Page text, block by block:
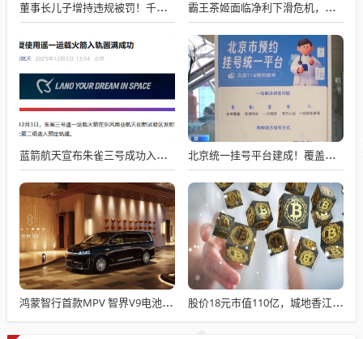
董事长儿子增持违规被罚！千红制药市值128亿，半年净赚2.58亿却踩雷信托5年 霸王茶姬面临净利下滑危机，急需策略调整与谋变
蓝箭航天宣布朱雀三号成功入轨，技术突破五大项，深入排查回收失败原因 北京统一挂号平台建成！覆盖近300家二三甲医院号源
鸿蒙智行首款MPV 智界V9电池信息曝光：WLTC最远续航223km 股价18元市值110亿，城地香江却被查出连续7季财报失真